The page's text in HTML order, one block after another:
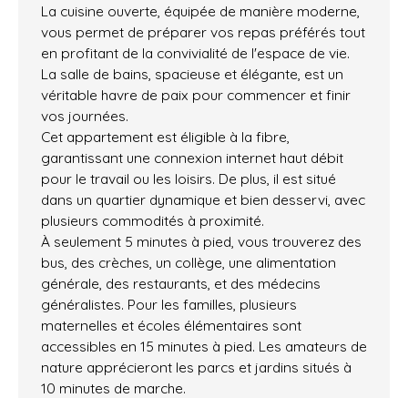
La cuisine ouverte, équipée de manière moderne,
vous permet de préparer vos repas préférés tout
en profitant de la convivialité de l'espace de vie.
La salle de bains, spacieuse et élégante, est un
véritable havre de paix pour commencer et finir
vos journées.
Cet appartement est éligible à la fibre,
garantissant une connexion internet haut débit
pour le travail ou les loisirs. De plus, il est situé
dans un quartier dynamique et bien desservi, avec
plusieurs commodités à proximité.
À seulement 5 minutes à pied, vous trouverez des
bus, des crèches, un collège, une alimentation
générale, des restaurants, et des médecins
généralistes. Pour les familles, plusieurs
maternelles et écoles élémentaires sont
accessibles en 15 minutes à pied. Les amateurs de
nature apprécieront les parcs et jardins situés à
10 minutes de marche.